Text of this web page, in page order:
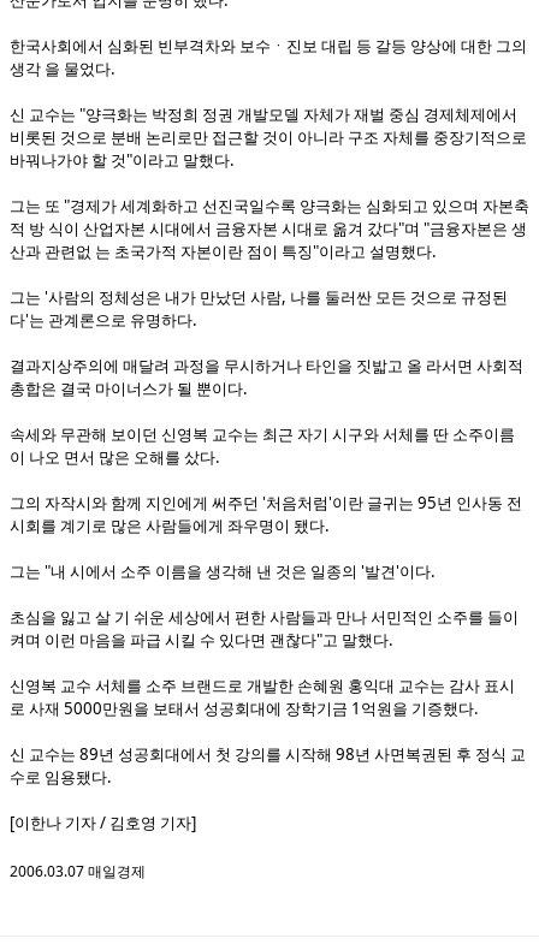
한국사회에서 심화된 빈부격차와 보수ㆍ진보 대립 등 갈등 양상에 대한 그의
생각 을 물었다.
신 교수는 "양극화는 박정희 정권 개발모델 자체가 재벌 중심 경제체제에서
비롯된 것으로 분배 논리로만 접근할 것이 아니라 구조 자체를 중장기적으로
바꿔나가야 할 것"이라고 말했다.
그는 또 "경제가 세계화하고 선진국일수록 양극화는 심화되고 있으며 자본축
적 방 식이 산업자본 시대에서 금융자본 시대로 옮겨 갔다"며 "금융자본은 생
산과 관련없 는 초국가적 자본이란 점이 특징"이라고 설명했다.
그는 '사람의 정체성은 내가 만났던 사람, 나를 둘러싼 모든 것으로 규정된
다'는 관계론으로 유명하다.
결과지상주의에 매달려 과정을 무시하거나 타인을 짓밟고 올 라서면 사회적
총합은 결국 마이너스가 될 뿐이다.
속세와 무관해 보이던 신영복 교수는 최근 자기 시구와 서체를 딴 소주이름
이 나오 면서 많은 오해를 샀다.
그의 자작시와 함께 지인에게 써주던 '처음처럼'이란 글귀는 95년 인사동 전
시회를 계기로 많은 사람들에게 좌우명이 됐다.
그는 "내 시에서 소주 이름을 생각해 낸 것은 일종의 '발견'이다.
초심을 잃고 살 기 쉬운 세상에서 편한 사람들과 만나 서민적인 소주를 들이
켜며 이런 마음을 파급 시킬 수 있다면 괜찮다"고 말했다.
신영복 교수 서체를 소주 브랜드로 개발한 손혜원 홍익대 교수는 감사 표시
로 사재 5000만원을 보태서 성공회대에 장학기금 1억원을 기증했다.
신 교수는 89년 성공회대에서 첫 강의를 시작해 98년 사면복권된 후 정식 교
수로 임용됐다.
[이한나 기자 / 김호영 기자]
2006.03.07 매일경제